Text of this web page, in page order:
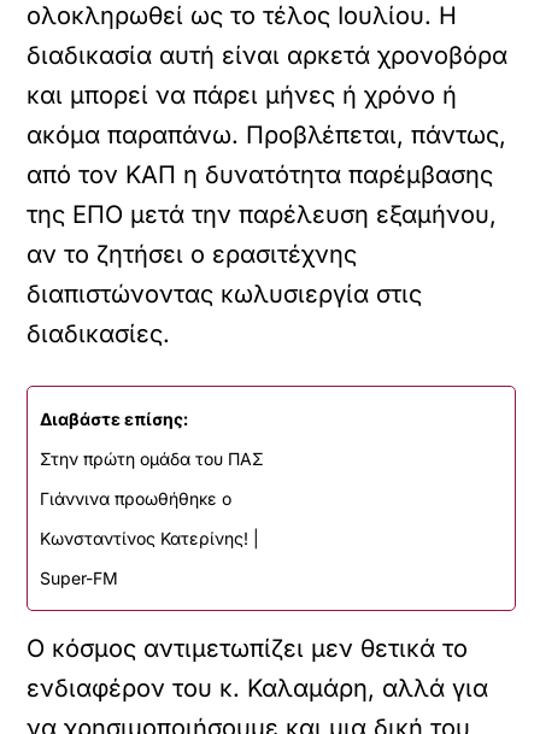
ολοκληρωθεί ως το τέλος Ιουλίου. Η
διαδικασία αυτή είναι αρκετά χρονοβόρα
και μπορεί να πάρει μήνες ή χρόνο ή
ακόμα παραπάνω. Προβλέπεται, πάντως,
από τον ΚΑΠ η δυνατότητα παρέμβασης
της ΕΠΟ μετά την παρέλευση εξαμήνου,
αν το ζητήσει ο ερασιτέχνης
διαπιστώνοντας κωλυσιεργία στις
διαδικασίες.
Διαβάστε επίσης:
Στην πρώτη ομάδα του ΠΑΣ
Γιάννινα προωθήθηκε ο
Κωνσταντίνος Κατερίνης! |
Super-FM
Ο κόσμος αντιμετωπίζει μεν θετικά το
ενδιαφέρον του κ. Καλαμάρη, αλλά για
να χρησιμοποιήσουμε και μια δική του